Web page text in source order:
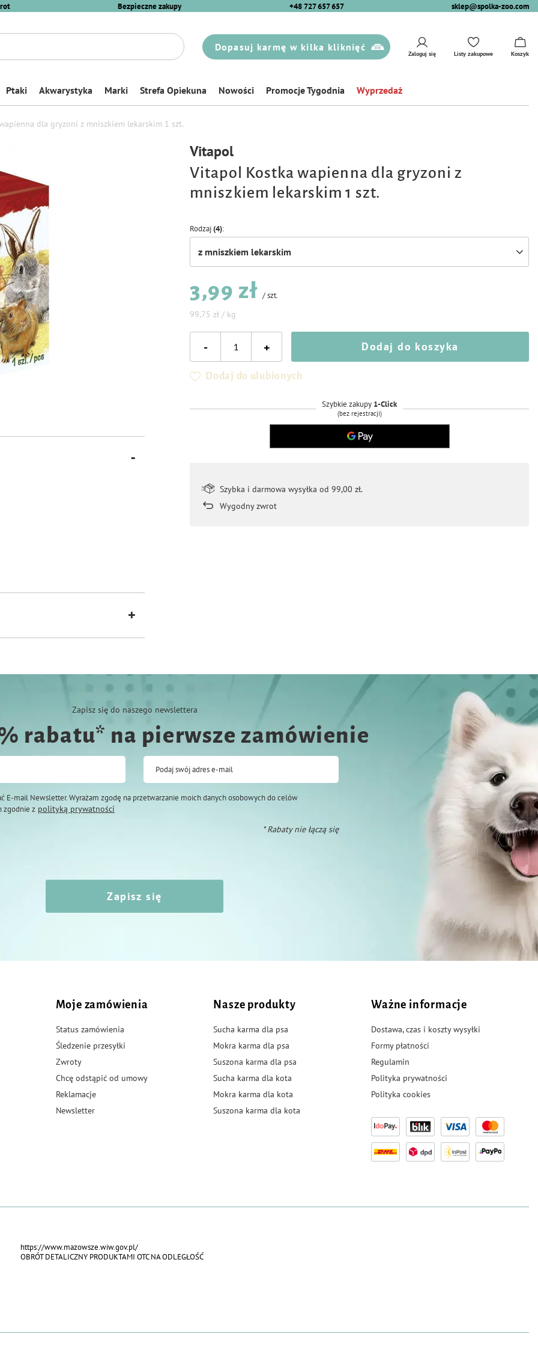
Bezpieczne zakupy +48 727 657 657 sklep@spolka-zoo.com
Dopasuj karmę w kilka kliknięć
Zaloguj się Listy zakupowe Koszyk
Ptaki Akwarystyka Marki Strefa Opiekuna Nowości Promocje Tygodnia Wyprzedaż
dla gryzoni z mniszkiem lekarskim 1 szt.
Vitapol
Vitapol Kostka wapienna dla gryzoni z
mniszkiem lekarskim 1 szt.
Rodzaj(4)
z mniszkiem lekarskim
3,99 zł /szt.
99,75 zł / kg
- + Dodaj do koszyka
Dodaj do ulubionych
Szybkie zakupy 1-Click
(bez rejestracji)
Szybka i darmowa wysyłka od 99,00 zł.
Wygodny zwrot
wzrostu i życia minerał jakim jest
Zapisz się do naszego newslettera
rabatu* na pierwsze zamówienie
Podaj swój adres e-mail
E-mail Newsletter. Wyrażam zgodę na przetwarzanie moich danych osobowych do celów
zgodnie z polityką prywatności
* Rabaty nie łączą się
Zapisz się
Moje zamówienia
Status zamówienia
Śledzenie przesyłki
Zwroty
Chcę odstąpić od umowy
Reklamacje
Newsletter
Nasze produkty
Sucha karma dla psa
Mokra karma dla psa
Suszona karma dla psa
Sucha karma dla kota
Mokra karma dla kota
Suszona karma dla kota
Ważne informacje
Dostawa, czas i koszty wysyłki
Formy płatności
Regulamin
Polityka prywatności
Polityka cookies
https://www.mazowsze.wiw.gov.pl/
OBRÓT DETALICZNY PRODUKTAMI OTC NA ODLEGŁOŚĆ